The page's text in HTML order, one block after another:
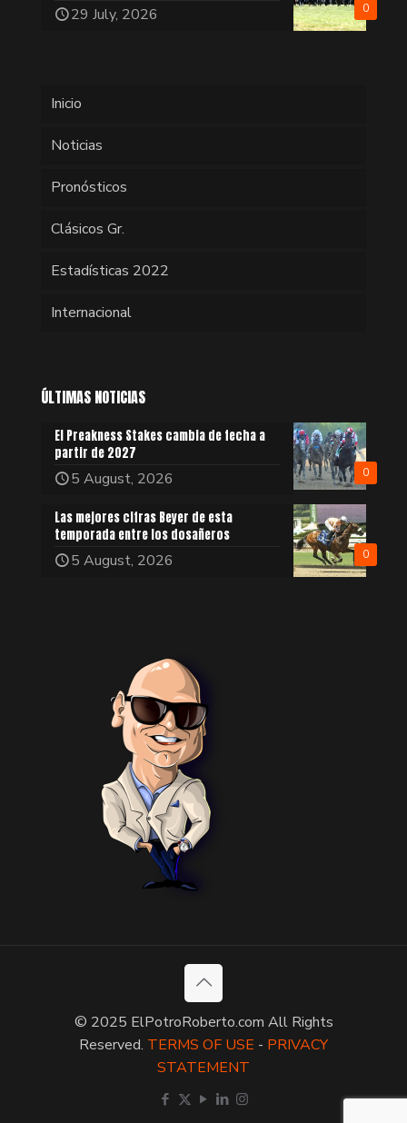
0
29 July, 2026
Inicio
Noticias
Pronósticos
Clásicos Gr.
Estadísticas 2022
Internacional
ÚLTIMAS NOTICIAS
0
El Preakness Stakes cambia de fecha a
partir de 2027
5 August, 2026
0
Las mejores cifras Beyer de esta
temporada entre los dosañeros
5 August, 2026
© 2025 ElPotroRoberto.com All Rights
Reserved. TERMS OF USE - PRIVACY
STATEMENT